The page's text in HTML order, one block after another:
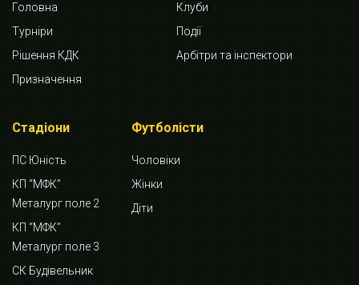
Головна
Клуби
Турніри
Події
Рішення КДК
Арбітри та інспектори
Призначення
Стадіони
ПС Юність
КП “МФК”
Металург поле 2
КП “МФК”
Металург поле 3
СК Будівельник
Футболісти
Чоловіки
Жінки
Діти